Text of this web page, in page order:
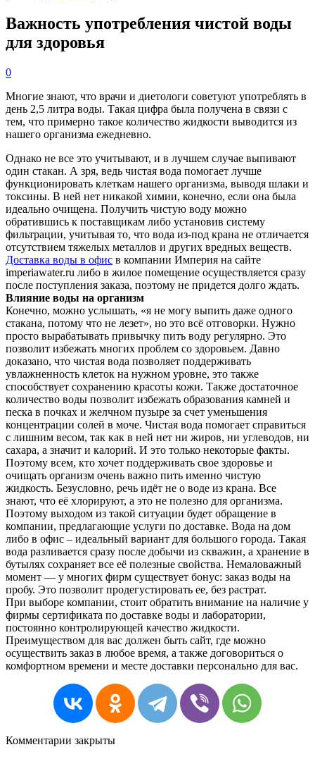
Важность употребления чистой воды
для здоровья
0
Многие знают, что врачи и диетологи советуют употреблять в
день 2,5 литра воды. Такая цифра была получена в связи с
тем, что примерно такое количество жидкости выводится из
нашего организма ежедневно.
Однако не все это учитывают, и в лучшем случае выпивают
один стакан. А зря, ведь чистая вода помогает лучше
функционировать клеткам нашего организма, выводя шлаки и
токсины. В ней нет никакой химии, конечно, если она была
идеально очищена. Получить чистую воду можно
обратившись к поставщикам либо установив систему
фильтрации, учитывая то, что вода из-под крана не отличается
отсутствием тяжелых металлов и других вредных веществ.
Доставка воды в офис в компании Империя на сайте
imperiawater.ru либо в жилое помещение осуществляется сразу
после поступления заказа, поэтому не придется долго ждать.
Влияние воды на организм
Конечно, можно услышать, «я не могу выпить даже одного
стакана, потому что не лезет», но это всё отговорки. Нужно
просто вырабатывать привычку пить воду регулярно. Это
позволит избежать многих проблем со здоровьем. Давно
доказано, что чистая вода позволяет поддерживать
увлажненность клеток на нужном уровне, это также
способствует сохранению красоты кожи. Также достаточное
количество воды позволит избежать образования камней и
песка в почках и желчном пузыре за счет уменьшения
концентрации солей в моче. Чистая вода помогает справиться
с лишним весом, так как в ней нет ни жиров, ни углеводов, ни
сахара, а значит и калорий. И это только некоторые факты.
Поэтому всем, кто хочет поддерживать свое здоровье и
очищать организм очень важно пить именно чистую
жидкость. Безусловно, речь идёт не о воде из крана. Все
знают, что её хлорируют, а это не полезно для организма.
Поэтому выходом из такой ситуации будет обращение в
компании, предлагающие услуги по доставке. Вода на дом
либо в офис – идеальный вариант для большого города. Такая
вода разливается сразу после добычи из скважин, а хранение в
бутылях сохраняет все её полезные свойства. Немаловажный
момент — у многих фирм существует бонус: заказ воды на
пробу. Это позволит продегустировать ее, без растрат.
При выборе компании, стоит обратить внимание на наличие у
фирмы сертификата по доставке воды и лаборатории,
постоянно контролирующей качество жидкости.
Преимуществом для вас должен быть сайт, где можно
осуществить заказ в любое время, а также договориться о
комфортном времени и месте доставки персонально для вас.
Комментарии закрыты